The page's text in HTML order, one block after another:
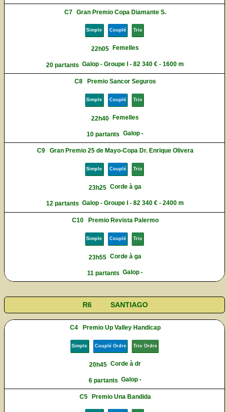
C7 Gran Premio Copa Diamante S.
Simple Couplé Trio
22h05 Femelles
20 partants Galop - Groupe I - 82 340 € - 1600 m
C8 Premio Sancor Seguros
Simple Couplé Trio
22h40 Femelles
10 partants Galop -
C9 Gran Premio 25 de Mayo-Copa Dr. Enrique Olivera
Simple Couplé Trio
23h25 Corde à ga
12 partants Galop - Groupe I - 82 340 € - 2400 m
C10 Premio Revista Palermo
Simple Couplé Trio
23h55 Corde à ga
11 partants Galop -
R6 SANTIAGO
C4 Premio Up Valley Handicap
Simple Couplé Ordre Trio Ordre
20h45 Corde à dr
6 partants Galop -
C5 Premio Una Bandida